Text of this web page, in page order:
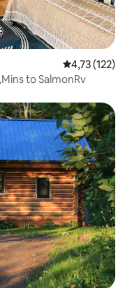
Note
4,73 (122)
to SalmonRv
aimés